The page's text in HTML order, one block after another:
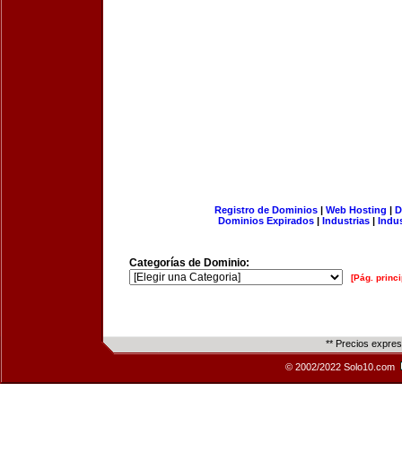
Registro de Dominios| Web Hosting |
Dominios Expirados | Industrias |
Categorías de Dominio:
[Pág.
** Precios
© 2002/2022 Solo10.com